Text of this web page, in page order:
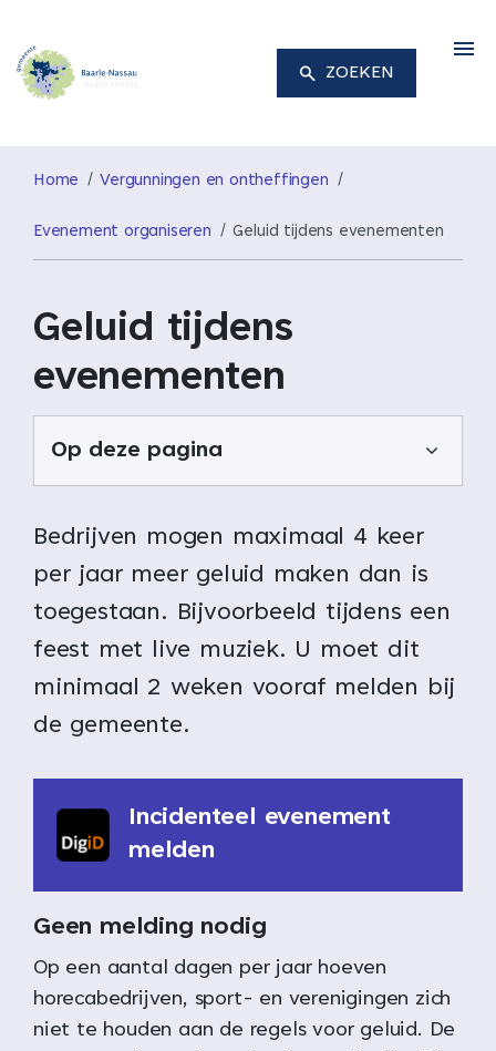
ZOEKEN
Home Vergunningen en ontheffingen
Evenement organiseren Geluid tijdens evenementen
Geluid tijdens
evenementen
Op deze pagina
Bedrijven mogen maximaal 4 keer
per jaar meer geluid maken dan is
toegestaan. Bijvoorbeeld tijdens een
feest met live muziek. U moet dit
minimaal 2 weken vooraf melden bij
de gemeente.
Incidenteel evenement
melden
Geen melding nodig
Op een aantal dagen per jaar hoeven
horecabedrijven, sport- en verenigingen zich
niet te houden aan de regels voor geluid. De